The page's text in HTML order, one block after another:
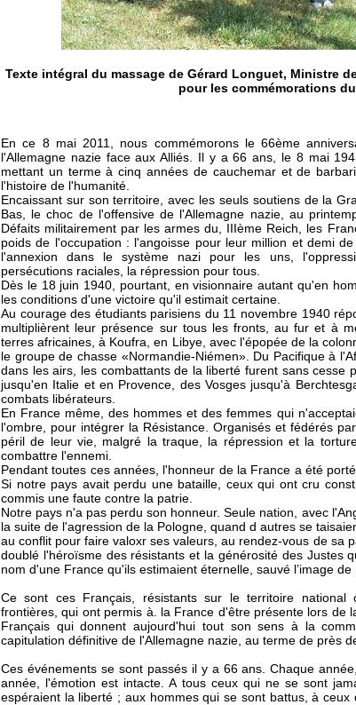
Texte intégral du massage de Gérard Longuet, Ministre
pour les commémorations
En ce 8 mai 2011, nous commémorons le 66ème
l'Allemagne nazie face aux Alliés. Il y a 66 ans, le 8 mai
mettant un terme à cinq années de cauchemar et de
l'histoire de l'humanité.
Encaissant sur son territoire, avec les seuls soutiens de la
Bas, le choc de l'offensive de l'Allemagne nazie, au
Défaits militairement par les armes du, IIIème Reich, les
poids de l'occupation : l'angoisse pour leur million et demi
l'annexion dans le système nazi pour les uns,
persécutions raciales, la répression pour tous.
Dès le 18 juin 1940, pourtant, en visionnaire autant qu'en
les conditions d'une victoire qu'il estimait certaine.
Au courage des étudiants parisiens du 11 novembre 1940
multiplièrent leur présence sur tous les fronts, au fur et à
terres africaines, à Koufra, en Libye, avec l'épopée de la
le groupe de chasse «Normandie-Niémen». Du Pacifique à
dans les airs, les combattants de la liberté furent sans cesse
jusqu'en Italie et en Provence, des Vosges jusqu'à
combats libérateurs.
En France même, des hommes et des femmes qui
l'ombre, pour intégrer la Résistance. Organisés et fédérés
péril de leur vie, malgré la traque, la répression et la
combattre l'ennemi.
Pendant toutes ces années, l'honneur de la France a été
Si notre pays avait perdu une bataille, ceux qui ont cru
commis une faute contre la patrie.
Notre pays n'a pas perdu son honneur. Seule nation, avec
la suite de l'agression de la Pologne, quand d autres se
au conflit pour faire valoxr ses valeurs, au rendez-vous de sa
doublé l'héroïsme des résistants et la générosité des Justes
nom d'une France qu'ils estimaient éternelle, sauvé l’image de
Ce sont ces Français, résistants sur le territoire
frontières, qui ont permis à. la France d'être présente lors de
Français qui donnent aujourd'hui tout son sens à la
capitulation définitive de l'Allemagne nazie, au terme de près
Ces événements se sont passés il y a 66 ans. Chaque
année, l'émotion est intacte. A tous ceux qui ne se sont
espéraient la liberté ; aux hommes qui se sont battus, à